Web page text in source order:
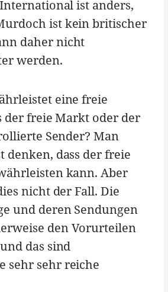
ist anders,
ist kein britischer
daher nicht
werden.
eine freie
der freie Markt oder der
Sender? Man
denken, dass der freie
kann. Aber
nicht der Fall. Die
und deren Sendungen
den Vorurteilen
das sind
sehr sehr reiche